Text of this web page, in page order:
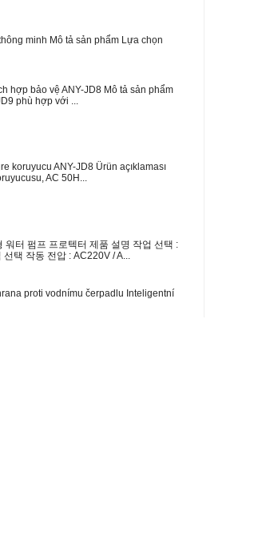
minh Mô tả sản phẩm Lựa chọn
hợp bảo vệ ANY-JD8 Mô tả sản phẩm
phù hợp với ...
koruyucu ANY-JD8 Ürün açıklaması
AC 50H...
터 펌프 프로텍터 제품 설명 작업 선택 :
택 작동 전압 : AC220V / A...
proti vodnímu čerpadlu Inteligentní